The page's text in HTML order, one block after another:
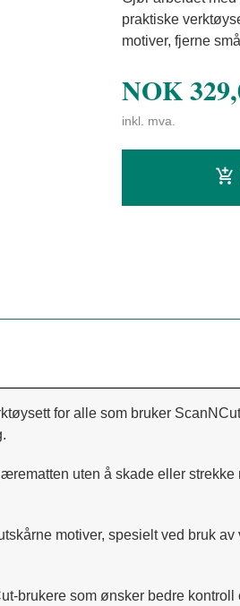
praktiske
motiver, fjerne
NOK
inkl. mva.
for alle som bruker
uten å skade eller
motiver, spesielt ved bruk
brukere som ønsker bedre kontroll